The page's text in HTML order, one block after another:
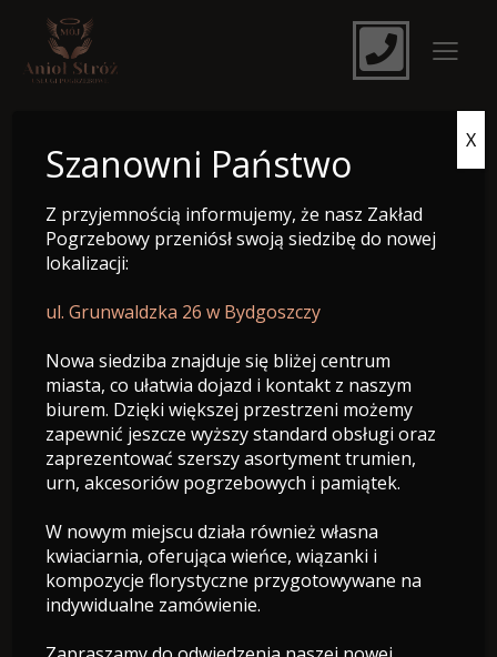
e-Nekrolog
Śp. Irena Dolatowska
13.10.1956 - 11.05.2026
Wiek: 69 lat
Szanowni Państwo
Z przyjemnością informujemy, że nasz Zakład
Pogrzebowy przeniósł swoją siedzibę do nowej
lokalizacji:
ul. Grunwaldzka 26 w Bydgoszczy
Nowa siedziba znajduje się bliżej centrum
miasta, co ułatwia dojazd i kontakt z naszym
biurem. Dzięki większej przestrzeni możemy
zapewnić jeszcze wyższy standard obsługi oraz
zaprezentować szerszy asortyment trumien,
urn, akcesoriów pogrzebowych i pamiątek.
W nowym miejscu działa również własna
kwiaciarnia, oferująca wieńce, wiązanki i
kompozycje florystyczne przygotowywane na
indywidualne zamówienie.
X